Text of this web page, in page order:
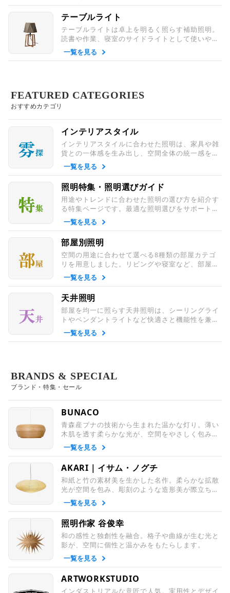
テーブルライト
テーブルライトは卓上を明るく照らす補助照明。
読書や作業、寝室のサイドライトとして使いやす
く、インテリア性も高い人気の照明です。
一覧を見る
おすすめカテゴリ
FEATURED CATEGORIES
インテリアスタイル
インテリアスタイルに合わせた照明は、家具や雑
貨との一体感を生み出し、空間全体の統一感を演
出します。おしゃれな暮らしを支える大切な要素
です。
一覧を見る
照明特集・照明選びガイド
用途やトレンドに合わせた照明の選び方を紹介す
る特集ページです。最適な照明選びをサポート
し、暮らしをより快適でおしゃれに整えます。
一覧を見る
部屋別照明
空間の用途に合わせて選べる8種類の部屋カテゴ
リを用意しました。リビングや寝室など、部屋ご
とに最適な照明を探せる便利な一覧です。
一覧を見る
天井照明
部屋を均一に照らす天井照明は、シーリングライ
トやペンダントライトなど快適さと機能性を兼ね
備えた定番の照明。日常の暮らしを明るく支えま
す。
一覧を見る
ブランド・特集・セール
BRANDS & SPECIAL
BUNACO
青森産ブナの技術から生まれた温かな灯り。薄い
木肌を透す柔らかな光が、空間をやさしく包み込
みます。
一覧を見る
AKARI｜イサム・ノグチ
和紙と竹の素材美を生かした名作。柔らかな拡散
光が空間を包み、彫刻のような造形美が際立ちま
す。
一覧を見る
照明作家 谷俊幸
和の感性と独創性を融合。格子や曲線が生む光と
影が、空間に個性と温かみをもたらします。
一覧を見る
ARTWORKSTUDIO
インダストリアルな意匠で人気。実用性とデザイ